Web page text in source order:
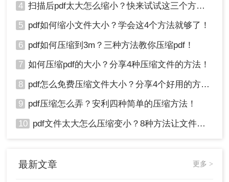
4 扫描后pdf太大怎么缩小？快来试试这三个方法！
5 pdf如何缩小文件大小？学会这4个方法就够了！
6 pdf如何压缩到3m？三种方法教你压缩pdf！
7 如何压缩pdf的大小？分享4种压缩文件的方法！
8 pdf怎么免费压缩文件大小？分享4个好用的方法，简单又快捷！
9 pdf压缩怎么弄？安利四种简单的压缩方法！
10 pdf文件太大怎么压缩变小？8种方法让文件轻松"瘦身"！
最新文章 更多 >